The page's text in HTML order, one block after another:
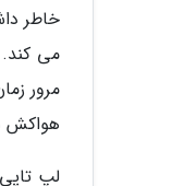
خاطر
می
مرور
هواکش
لپ